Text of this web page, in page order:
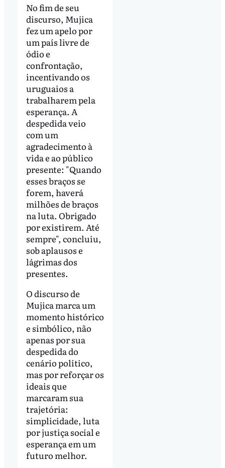
No fim de seu
discurso, Mujica
fez um apelo por
um país livre de
ódio e
confrontação,
incentivando os
uruguaios a
trabalharem pela
esperança. A
despedida veio
com um
agradecimento à
vida e ao público
presente: "Quando
esses braços se
forem, haverá
milhões de braços
na luta. Obrigado
por existirem. Até
sempre", concluiu,
sob aplausos e
lágrimas dos
presentes.
O discurso de
Mujica marca um
momento histórico
e simbólico, não
apenas por sua
despedida do
cenário político,
mas por reforçar os
ideais que
marcaram sua
trajetória:
simplicidade, luta
por justiça social e
esperança em um
futuro melhor.